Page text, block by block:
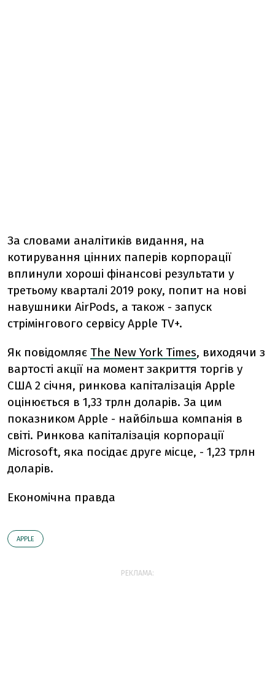
За словами аналітиків видання, на
котирування цінних паперів корпорації
вплинули хороші фінансові результати у
третьому кварталі 2019 року, попит на нові
навушники AirPods, а також - запуск
стрімінгового сервісу Apple TV+.
Як повідомляє The New York Times, виходячи з
вартості акції на момент закриття торгів у
США 2 січня, ринкова капіталізація Apple
оцінюється в 1,33 трлн доларів. За цим
показником Apple - найбільша компанія в
світі. Ринкова капіталізація корпорації
Microsoft, яка посідає друге місце, - 1,23 трлн
доларів.
Економічна правда
АPPLE
РЕКЛАМА: